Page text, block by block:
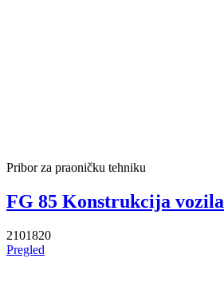
Pribor za praoničku tehniku
FG 85 Konstrukcija vozila
2101820
Pregled